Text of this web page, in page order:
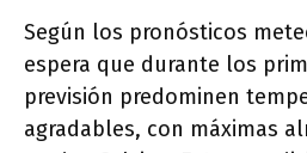
Según los pronósticos
espera que durante los
previsión predominen
agradables, con máximas